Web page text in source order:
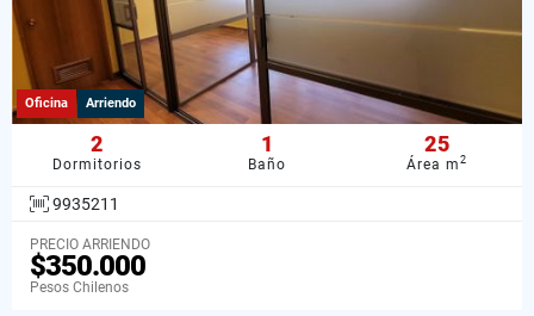
Oficina Arriendo
2
Dormitorios
1
Baño
25
Área m2
9935211
PRECIO ARRIENDO
$350.000
Pesos Chilenos